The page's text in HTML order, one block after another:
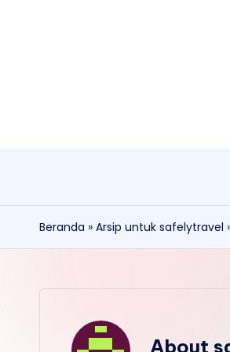
Beranda » Arsip untuk safelytravel
About